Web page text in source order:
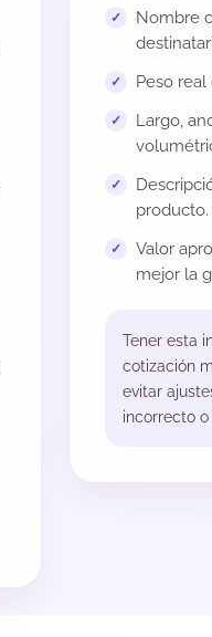
Nombre
Peso
Largo,
producto.
Valor
mejor la
Tener esta
cotización
evitar
incorrecto